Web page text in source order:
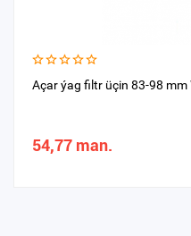
Açar ýag filtr üçin 83-98 mm
54,77 man.